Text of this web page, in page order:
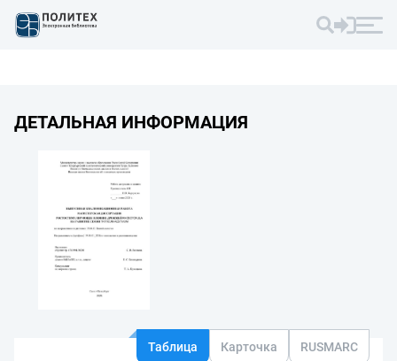
ДЕТАЛЬНАЯ ИНФОРМАЦИЯ
Таблица Карточка RUSMARC